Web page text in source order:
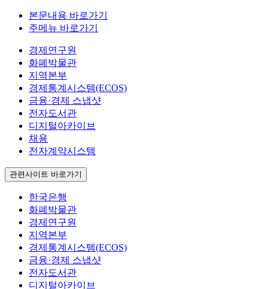
본문내용 바로가기
주메뉴 바로가기
경제연구원
화폐박물관
지역본부
경제통계시스템(ECOS)
금융·경제 스냅샷
전자도서관
디지털아카이브
채용
전자계약시스템
관련사이트 바로가기
한국은행
화폐박물관
경제연구원
지역본부
경제통계시스템(ECOS)
금융·경제 스냅샷
전자도서관
디지털아카이브